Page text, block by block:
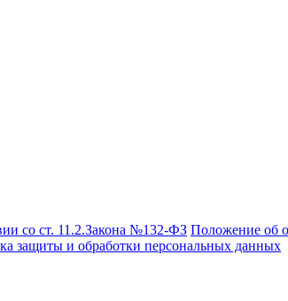
со ст. 11.2.Закона №132-ФЗ Положение об
защиты и обработки персональных данных